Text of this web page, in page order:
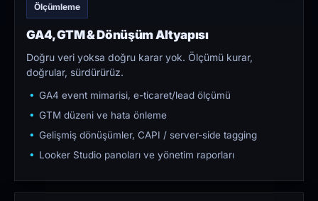
Ölçümleme
GA4, GTM & Dönüşüm Altyapısı
Doğru veri yoksa doğru karar yok. Ölçümü kurar,
doğrular, sürdürürüz.
GA4 event mimarisi, e-ticaret/lead ölçümü
GTM düzeni ve hata önleme
Gelişmiş dönüşümler, CAPI / server-side tagging
Looker Studio panoları ve yönetim raporları